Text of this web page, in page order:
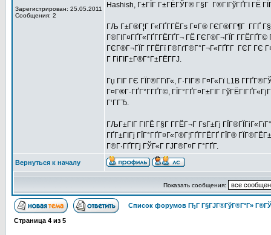
Зарегистрирован: 25.05.2011
Сообщения: 2
Hashish, Г±ГЇГ Г±ГЁГЎГ® Г§Г Г®ГІГўГҐГІ ГЁ
ГЉ Г±Г®Г¦Г Г«ГҐГ­ГЁГѕ Г¤Г® ГЄГ®Г­Г¶Г Г­ГҐ
Г®ГІГ¤ГҐГ«ГҐГ­ГЁГҐГ¬ ГЁ ГЄГ®Г¬ГЇГ Г­ГЁГҐГ©
ГЄГ®Г¬ГЇГ Г­ГЁГї Г®ГґГ®Г°Г¬Г«ГҐГ­Г ГЄГ ГЄ
Г ГіГІГ±Г®Г°Г±ГЁГ­ГЈ.
Гџ ГІГ ГЄ ГЇГ®Г­ГїГ«, Г·ГІГ® Г¤Г«Гї L1B
Г¤Г®Г·ГҐГ°Г­ГҐГ©, ГЇГ°ГҐГ¤Г±ГІГ
Г‘ГГЂ.
ГЉГ±ГІГ ГІГЁ Г§Г Г­ГЁГ¬Г ГѕГ±Гј
ГҐГ±ГІГј ГЇГ°ГҐГ¤Г«Г®Г¦ГҐГ­ГЁГҐ ГЇГ®
Г®Г·ГҐГ­Гј ГЎГ«Г ГЈГ®Г¤Г Г°ГҐГ­.
Вернуться к началу
Показать сообщения:
Список форумов ГђГ Г§ГЈГ®ГўГ®Г°Г»
Страница 4 из 5